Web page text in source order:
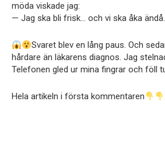
möda viskade jag:
— Jag ska bli frisk… och vi ska åka
Svaret blev en lång paus. Och
hårdare än läkarens diagnos. Jag
Telefonen gled ur mina fingrar och föll
Hela artikeln i första kommentaren